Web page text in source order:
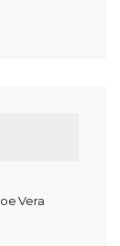
Vera